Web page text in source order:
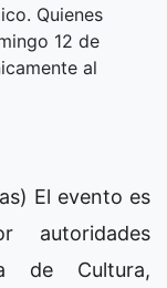
Quienes
12 de
al
El evento es
autoridades
de Cultura,